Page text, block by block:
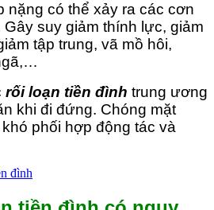
nặng có thể xảy ra các cơn
suy giảm thính lực, giảm
tập trung, vã mồ hôi,
rối loạn tiền đình trung ương
khi đi đứng. Chóng mặt
phối hợp động tác và